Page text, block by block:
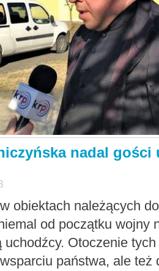
nadal gości
obiektach należących
od początku wojny
uchodźcy. Otoczenie
państwa, ale też